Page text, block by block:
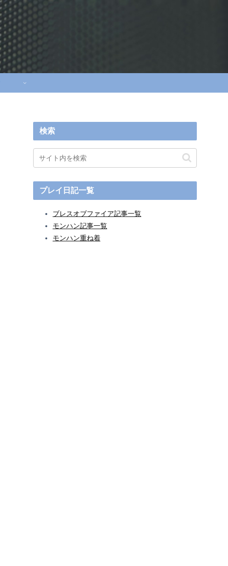
検索
プレイ日記一覧
ブレスオブファイア記事一覧
モンハン記事一覧
モンハン重ね着